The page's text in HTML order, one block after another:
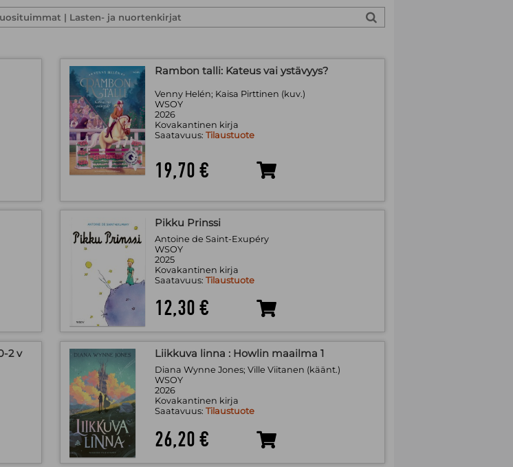
Rambon talli: Kateus vai ystävyys?
Venny Helén; Kaisa Pirttinen (kuv.)
WSOY
2026
Kovakantinen kirja
Saatavuus:Tilaustuote
19,70 €
Pikku Prinssi
Antoine de Saint-Exupéry
WSOY
2025
Kovakantinen kirja
Saatavuus:Tilaustuote
12,30 €
2 v Liikkuva linna : Howlin maailma 1
Diana Wynne Jones; Ville Viitanen (käänt.)
WSOY
2026
Kovakantinen kirja
Saatavuus:Tilaustuote
26,20 €